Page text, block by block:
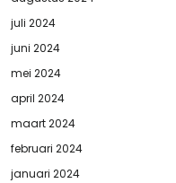
juli 2024
juni 2024
mei 2024
april 2024
maart 2024
februari 2024
januari 2024